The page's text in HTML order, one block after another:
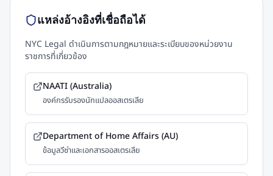
แหล่งอ้างอิงที่เชื่อถือได้
NYC Legal ดำเนินการตามกฎหมายและระเบียบของหน่วยงาน
ราชการที่เกี่ยวข้อง
NAATI (Australia)
องค์กรรับรองนักแปลออสเตรเลีย
Department of Home Affairs (AU)
ข้อมูลวีซ่าและเอกสารออสเตรเลีย